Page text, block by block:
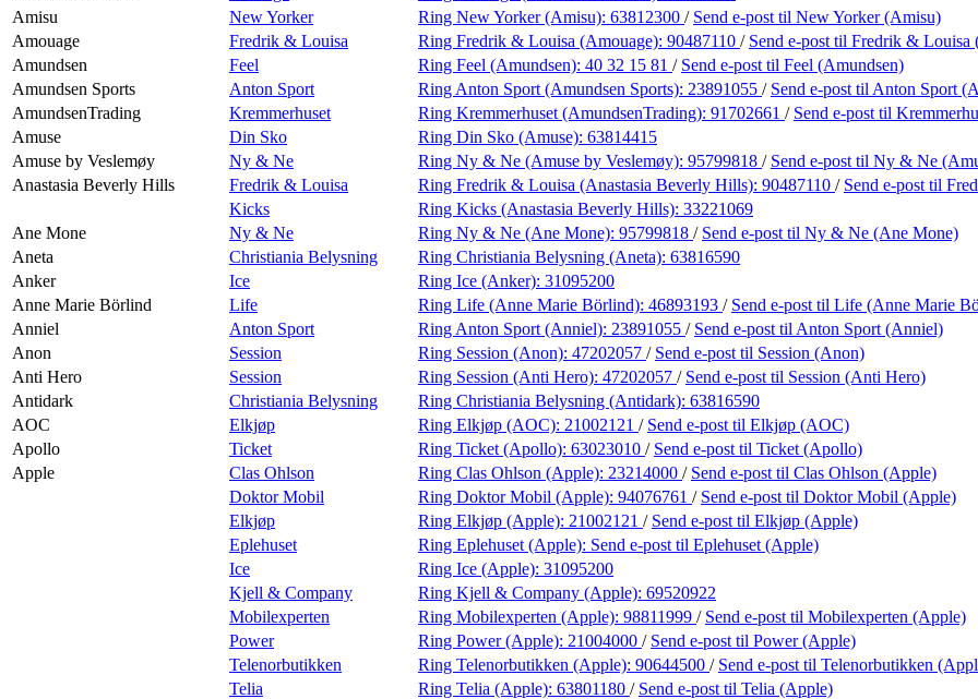
Amisu
New Yorker Ring New Yorker (Amisu): 63812300 / Send e-post til New Yorker (Amisu)
Amouage
Fredrik & Louisa Ring Fredrik & Louisa (Amouage): 90487110 / Send e-post til Fredrik & Louisa
Amundsen
Feel Ring Feel (Amundsen): 40 32 15 81 / Send e-post til Feel (Amundsen)
Amundsen Sports
Anton Sport Ring Anton Sport (Amundsen Sports): 23891055 / Send e-post til Anton Sport
AmundsenTrading
Kremmerhuset Ring Kremmerhuset (AmundsenTrading): 91702661 / Send e-post til
Amuse
Din Sko Ring Din Sko (Amuse): 63814415
Amuse by Veslemøy
Ny & Ne Ring Ny & Ne (Amuse by Veslemøy): 95799818 / Send e-post til Ny & Ne
Anastasia Beverly Hills
Fredrik & Louisa Ring Fredrik & Louisa (Anastasia Beverly Hills): 90487110 / Send e-post til
Kicks
Ring Kicks (Anastasia Beverly Hills): 33221069
Ane Mone
Ny & Ne Ring Ny & Ne (Ane Mone): 95799818 / Send e-post til Ny & Ne (Ane Mone)
Aneta
Christiania Belysning Ring Christiania Belysning (Aneta): 63816590
Anker
Ice Ring Ice (Anker): 31095200
Anne Marie Börlind
Life Ring Life (Anne Marie Börlind): 46893193 / Send e-post til Life (Anne Marie
Anniel
Anton Sport Ring Anton Sport (Anniel): 23891055 / Send e-post til Anton Sport (Anniel)
Anon
Session Ring Session (Anon): 47202057 / Send e-post til Session (Anon)
Anti Hero
Session Ring Session (Anti Hero): 47202057 / Send e-post til Session (Anti Hero)
Antidark
Christiania Belysning Ring Christiania Belysning (Antidark): 63816590
AOC
Elkjøp Ring Elkjøp (AOC): 21002121 / Send e-post til Elkjøp (AOC)
Apollo
Ticket Ring Ticket (Apollo): 63023010 / Send e-post til Ticket (Apollo)
Apple
Clas Ohlson Ring Clas Ohlson (Apple): 23214000 / Send e-post til Clas Ohlson (Apple)
Doktor Mobil
Ring Doktor Mobil (Apple): 94076761 / Send e-post til Doktor Mobil (Apple)
Elkjøp
Ring Elkjøp (Apple): 21002121 / Send e-post til Elkjøp (Apple)
Eplehuset
Ring Eplehuset (Apple): Send e-post til Eplehuset (Apple)
Ice
Ring Ice (Apple): 31095200
Kjell & Company
Ring Kjell & Company (Apple): 69520922
Mobilexperten
Ring Mobilexperten (Apple): 98811999 / Send e-post til Mobilexperten (Apple)
Power
Ring Power (Apple): 21004000 / Send e-post til Power (Apple)
Telenorbutikken
Ring Telenorbutikken (Apple): 90644500 / Send e-post til Telenorbutikken
Telia
Ring Telia (Apple): 63801180 / Send e-post til Telia (Apple)